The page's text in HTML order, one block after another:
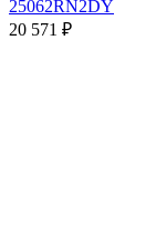
25062RN2DY
20 571 ₽